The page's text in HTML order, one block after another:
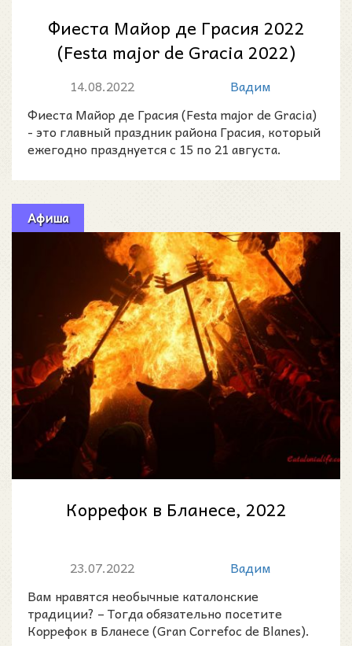
Фиеста Майор де Грасия 2022
(Festa major de Gracia 2022)
14.08.2022
Вадим
Фиеста Майор де Грасия (Festa major de Gracia)
- это главный праздник района Грасия, который
ежегодно празднуется с 15 по 21 августа.
Афиша
Коррефок в Бланесе, 2022
23.07.2022
Вадим
Вам нравятся необычные каталонские
традиции? – Тогда обязательно посетите
Коррефок в Бланесе (Gran Correfoc de Blanes).